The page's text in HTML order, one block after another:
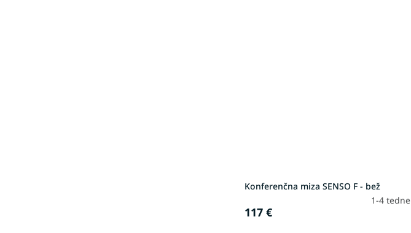
Konferenčna miza SENSO F - bež
1-4 tedne
117 €